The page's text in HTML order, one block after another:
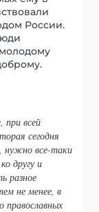
России.
при всей
сегодня
нужно все-таки
другу и
разное
не менее, в
православных